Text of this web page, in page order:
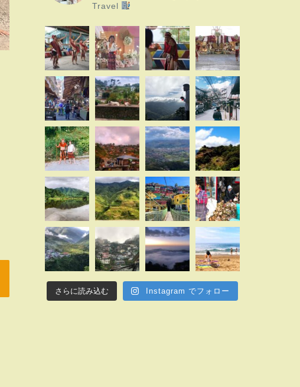
Travel
さらに読み込む Instagram でフォロー